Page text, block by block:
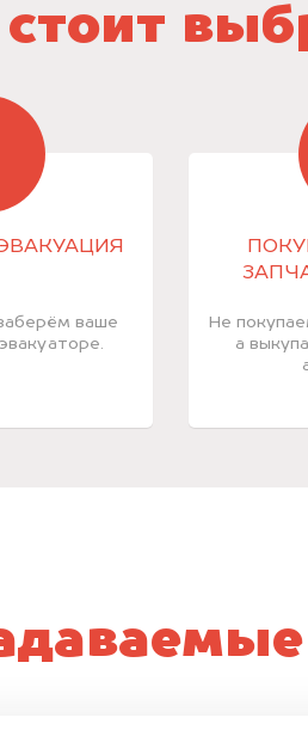
ваше
Не
а